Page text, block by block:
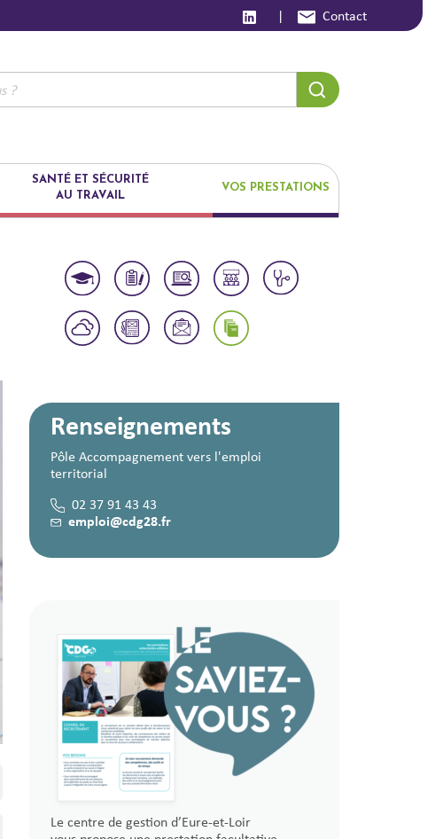
| Contact
SANTÉ ET SÉCURITÉ
AU TRAVAIL
VOS PRESTATIONS
Renseignements
Pôle Accompagnement vers l'emploi
territorial
02 37 91 43 43
emploi@cdg28.fr
Le centre de gestion d’Eure-et-Loir